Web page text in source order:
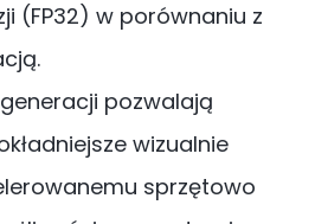
(FP32) w porównaniu z
pozwalają
wizualnie
sprzętowo